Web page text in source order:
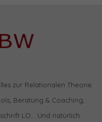
zur Relationalen Theorie
Beratung & Coaching,
LO… Und natürlich